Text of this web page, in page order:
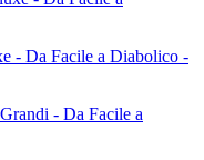
- Da Facile a Diabolico -